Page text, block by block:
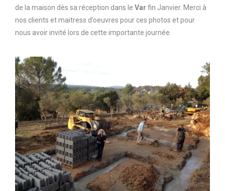
de la maison dès sa réception dans le Var fin Janvier. Merci à
nos clients et maitress d’oeuvres pour ces photos et pour
nous avoir invité lors de cette importante journée